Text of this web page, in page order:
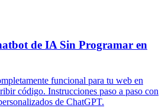
de IA Sin Programar en
funcional para tu web en
código. Instrucciones paso a paso con
de ChatGPT.